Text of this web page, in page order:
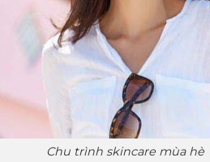
Chu trình skincare mùa hè